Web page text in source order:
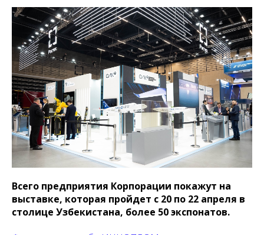
Всего предприятия Корпорации покажут на
выставке, которая пройдет с 20 по 22 апреля в
столице Узбекистана, более 50 экспонатов.